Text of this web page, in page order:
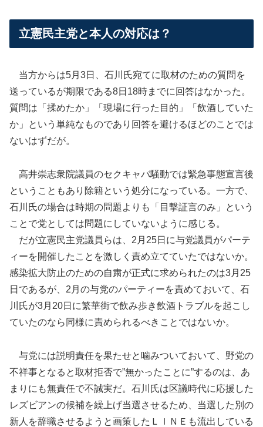
立憲民主党と本人の対応は？
当方からは5月3日、石川氏宛てに取材のための質問を
送っているが期限である8日18時までに回答はなかった。
質問は「揉めたか」「現場に行った目的」「飲酒していた
か」という単純なものであり回答を避けるほどのことでは
ないはずだが。
高井崇志衆院議員のセクキャバ騒動では緊急事態宣言後
ということもあり除籍という処分になっている。一方で、
石川氏の場合は時期の問題よりも「目撃証言のみ」という
ことで党としては問題にしていないように感じる。
だが立憲民主党議員らは、2月25日に与党議員がパーテ
ィーを開催したことを激しく責め立てていたではないか。
感染拡大防止のための自粛が正式に求められたのは3月25
日であるが、2月の与党のパーティーを責めておいて、石
川氏が3月20日に繁華街で飲み歩き飲酒トラブルを起こし
ていたのなら同様に責められるべきことではないか。
与党には説明責任を果たせと噛みついておいて、野党の
不祥事となると取材拒否で”無かったことに”するのは、あ
まりにも無責任で不誠実だ。石川氏は区議時代に応援した
レズビアンの候補を繰上げ当選させるため、当選した別の
新人を辞職させるようと画策したＬＩＮＥも流出している